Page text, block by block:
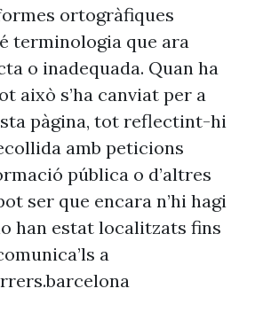
ortogràfiques
terminologia que ara
o inadequada. Quan ha
això s’ha canviat per a
pàgina, tot reflectint-hi
amb peticions
pública o d’altres
ser que encara n’hi hagi
han estat localitzats fins
a